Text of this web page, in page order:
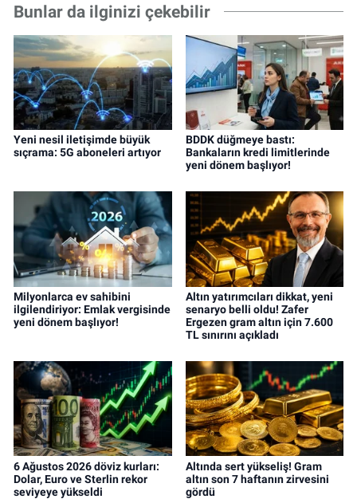
Bunlar da ilginizi çekebilir
Yeni nesil iletişimde büyük
sıçrama: 5G aboneleri artıyor
BDDK düğmeye bastı:
Bankaların kredi limitlerinde
yeni dönem başlıyor!
Milyonlarca ev sahibini
ilgilendiriyor: Emlak vergisinde
yeni dönem başlıyor!
Altın yatırımcıları dikkat, yeni
senaryo belli oldu! Zafer
Ergezen gram altın için 7.600
TL sınırını açıkladı
6 Ağustos 2026 döviz kurları:
Dolar, Euro ve Sterlin rekor
seviyeye yükseldi
Altında sert yükseliş! Gram
altın son 7 haftanın zirvesini
gördü